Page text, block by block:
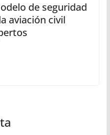
de seguridad
aviación civil